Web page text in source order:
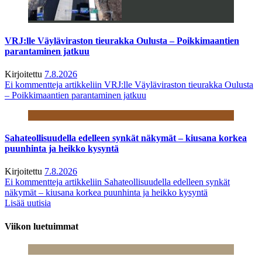
VRJ:lle Väyläviraston tieurakka Oulusta – Poikkimaantien
parantaminen jatkuu
Kirjoitettu 7.8.2026
Ei kommentteja artikkeliin VRJ:lle Väyläviraston tieurakka Oulusta
– Poikkimaantien parantaminen jatkuu
Sahateollisuudella edelleen synkät näkymät – kiusana korkea
puunhinta ja heikko kysyntä
Kirjoitettu 7.8.2026
Ei kommentteja artikkeliin Sahateollisuudella edelleen synkät
näkymät – kiusana korkea puunhinta ja heikko kysyntä
Lisää uutisia
Viikon luetuimmat